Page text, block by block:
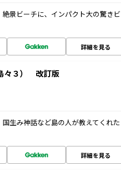
景ビーチに、インパクト大の驚きビ
詳細を見る
々３） 改訂版
生み神話など島の人が教えてくれた
詳細を見る